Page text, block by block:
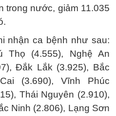
trong nước, giảm 11.035
nhận ca bệnh như sau:
Thọ (4.555), Nghệ An
Đắk Lắk (3.925), Bắc
(3.690), Vĩnh Phúc
Thái Nguyên (2.910),
Ninh (2.806), Lạng Sơn